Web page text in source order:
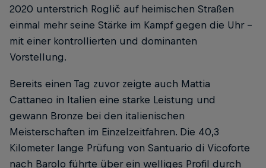
2020 unterstrich Roglič auf heimischen Straßen
einmal mehr seine Stärke im Kampf gegen die Uhr –
mit einer kontrollierten und dominanten
Vorstellung.
Bereits einen Tag zuvor zeigte auch Mattia
Cattaneo in Italien eine starke Leistung und
gewann Bronze bei den italienischen
Meisterschaften im Einzelzeitfahren. Die 40,3
Kilometer lange Prüfung von Santuario di Vicoforte
nach Barolo führte über ein welliges Profil durch